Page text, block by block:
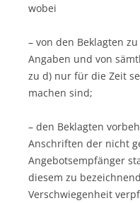
wobei
– von den Beklagten
Angaben und von
zu d) nur für die Zeit
machen sind;
– den Beklagten
Anschriften der nicht
Angebotsempfänger
diesem zu
Verschwiegenheit